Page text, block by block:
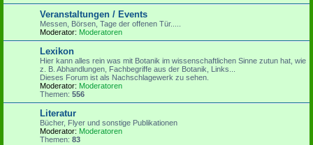
Veranstaltungen / Events
Messen, Börsen, Tage der offenen Tür.....
Moderator: Moderatoren
Lexikon
Hier kann alles rein was mit Botanik im wissenschaftlichen Sinne zutun hat, wie
z. B. Abhandlungen, Fachbegriffe aus der Botanik, Links...
Dieses Forum ist als Nachschlagewerk zu sehen.
Moderator: Moderatoren
Themen: 556
Literatur
Bücher, Flyer und sonstige Publikationen
Moderator: Moderatoren
Themen: 83